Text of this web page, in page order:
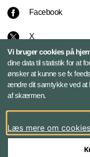
Facebook
X
Instagram
Bluesky
LinkedIn
Vi bruger cookies på
dine data til statistik for at
ønsker at kunne se fx
ændre dit samtykke ved at
af skærmen.
Læs mere om cookies